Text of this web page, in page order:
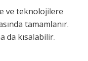
ve teknolojilere
tamamlanır.
da kısalabilir.